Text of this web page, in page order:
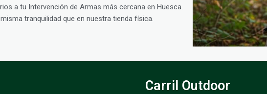
a tu Intervención de Armas más cercana en Huesca.
tranquilidad que en nuestra tienda física.
Carril Outdoor